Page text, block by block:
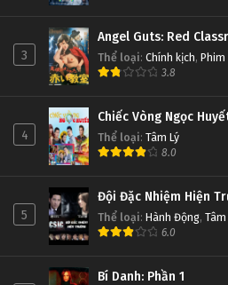
3
Angel Guts: Red
Thể loại: Chính kịch, Phim
3.8
4
Chiếc Vòng Ngọc
Thể loại: Tâm Lý
8.0
5
Đội Đặc Nhiệm Hiện
Thể loại: Hành Động, Tâm
6.0
Bí Danh: Phần 1